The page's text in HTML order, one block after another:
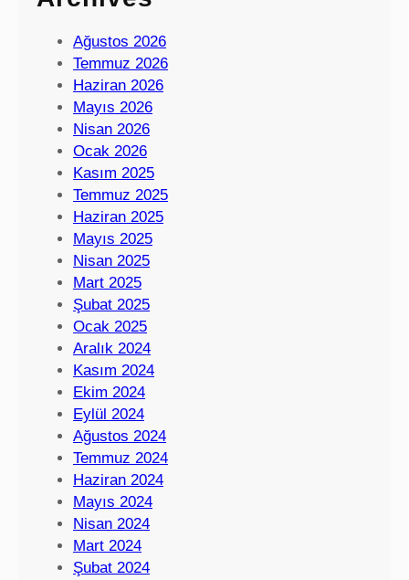
Ağustos 2026
Temmuz 2026
Haziran 2026
Mayıs 2026
Nisan 2026
Ocak 2026
Kasım 2025
Temmuz 2025
Haziran 2025
Mayıs 2025
Nisan 2025
Mart 2025
Şubat 2025
Ocak 2025
Aralık 2024
Kasım 2024
Ekim 2024
Eylül 2024
Ağustos 2024
Temmuz 2024
Haziran 2024
Mayıs 2024
Nisan 2024
Mart 2024
Şubat 2024